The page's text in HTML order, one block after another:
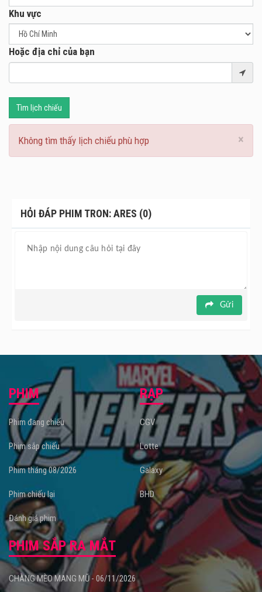
Khu vực
Hoặc địa chỉ của bạn
Tìm lịch chiếu
×
Không tìm thấy lịch chiếu phù hợp
HỎI ĐÁP PHIM TRON: ARES (0)
Gửi
PHIM
Phim đang chiếu
Phim sắp chiếu
Phim tháng 08/2026
Phim chiếu lại
Đánh giá phim
RẠP
CGV
Lotte
Galaxy
BHD
PHIM SẮP RA MẮT
CHÀNG MÈO MANG MŨ - 06/11/2026